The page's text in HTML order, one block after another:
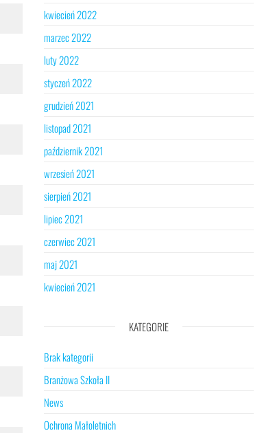
kwiecień 2022
marzec 2022
luty 2022
styczeń 2022
grudzień 2021
listopad 2021
październik 2021
wrzesień 2021
sierpień 2021
lipiec 2021
czerwiec 2021
maj 2021
kwiecień 2021
KATEGORIE
Brak kategorii
Branżowa Szkoła II
News
Ochrona Małoletnich